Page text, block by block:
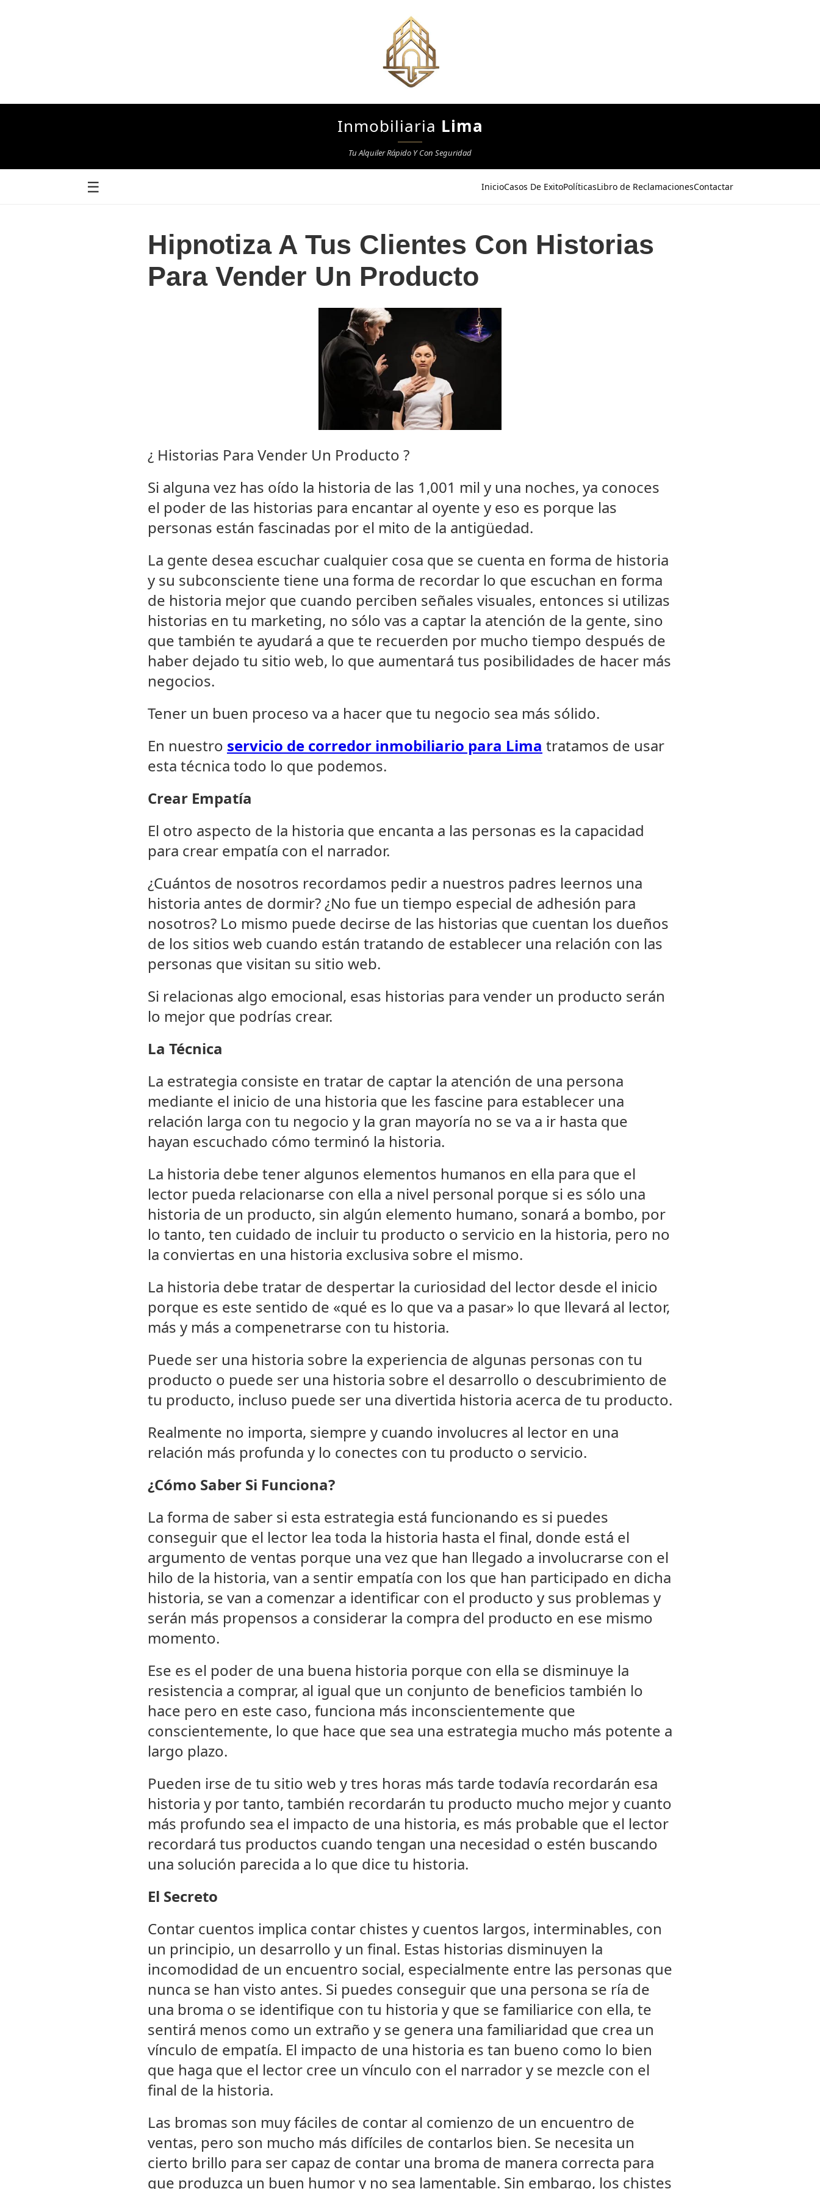
Inmobiliaria Lima
Tu Alquiler Rápido Y Con Seguridad
☰ InicioCasos De ExitoPolíticasLibro de ReclamacionesContactar
Hipnotiza A Tus Clientes Con Historias
Para Vender Un Producto
¿ Historias Para Vender Un Producto ?
Si alguna vez has oído la historia de las 1,001 mil y una noches, ya conoces
el poder de las historias para encantar al oyente y eso es porque las
personas están fascinadas por el mito de la antigüedad.
La gente desea escuchar cualquier cosa que se cuenta en forma de historia
y su subconsciente tiene una forma de recordar lo que escuchan en forma
de historia mejor que cuando perciben señales visuales, entonces si utilizas
historias en tu marketing, no sólo vas a captar la atención de la gente, sino
que también te ayudará a que te recuerden por mucho tiempo después de
haber dejado tu sitio web, lo que aumentará tus posibilidades de hacer más
negocios.
Tener un buen proceso va a hacer que tu negocio sea más sólido.
En nuestro servicio de corredor inmobiliario para Lima tratamos de usar
esta técnica todo lo que podemos.
Crear Empatía
El otro aspecto de la historia que encanta a las personas es la capacidad
para crear empatía con el narrador.
¿Cuántos de nosotros recordamos pedir a nuestros padres leernos una
historia antes de dormir? ¿No fue un tiempo especial de adhesión para
nosotros? Lo mismo puede decirse de las historias que cuentan los dueños
de los sitios web cuando están tratando de establecer una relación con las
personas que visitan su sitio web.
Si relacionas algo emocional, esas historias para vender un producto serán
lo mejor que podrías crear.
La Técnica
La estrategia consiste en tratar de captar la atención de una persona
mediante el inicio de una historia que les fascine para establecer una
relación larga con tu negocio y la gran mayoría no se va a ir hasta que
hayan escuchado cómo terminó la historia.
La historia debe tener algunos elementos humanos en ella para que el
lector pueda relacionarse con ella a nivel personal porque si es sólo una
historia de un producto, sin algún elemento humano, sonará a bombo, por
lo tanto, ten cuidado de incluir tu producto o servicio en la historia, pero no
la conviertas en una historia exclusiva sobre el mismo.
La historia debe tratar de despertar la curiosidad del lector desde el inicio
porque es este sentido de «qué es lo que va a pasar» lo que llevará al lector,
más y más a compenetrarse con tu historia.
Puede ser una historia sobre la experiencia de algunas personas con tu
producto o puede ser una historia sobre el desarrollo o descubrimiento de
tu producto, incluso puede ser una divertida historia acerca de tu producto.
Realmente no importa, siempre y cuando involucres al lector en una
relación más profunda y lo conectes con tu producto o servicio.
¿Cómo Saber Si Funciona?
La forma de saber si esta estrategia está funcionando es si puedes
conseguir que el lector lea toda la historia hasta el final, donde está el
argumento de ventas porque una vez que han llegado a involucrarse con el
hilo de la historia, van a sentir empatía con los que han participado en dicha
historia, se van a comenzar a identificar con el producto y sus problemas y
serán más propensos a considerar la compra del producto en ese mismo
momento.
Ese es el poder de una buena historia porque con ella se disminuye la
resistencia a comprar, al igual que un conjunto de beneficios también lo
hace pero en este caso, funciona más inconscientemente que
conscientemente, lo que hace que sea una estrategia mucho más potente a
largo plazo.
Pueden irse de tu sitio web y tres horas más tarde todavía recordarán esa
historia y por tanto, también recordarán tu producto mucho mejor y cuanto
más profundo sea el impacto de una historia, es más probable que el lector
recordará tus productos cuando tengan una necesidad o estén buscando
una solución parecida a lo que dice tu historia.
El Secreto
Contar cuentos implica contar chistes y cuentos largos, interminables, con
un principio, un desarrollo y un final. Estas historias disminuyen la
incomodidad de un encuentro social, especialmente entre las personas que
nunca se han visto antes. Si puedes conseguir que una persona se ría de
una broma o se identifique con tu historia y que se familiarice con ella, te
sentirá menos como un extraño y se genera una familiaridad que crea un
vínculo de empatía. El impacto de una historia es tan bueno como lo bien
que haga que el lector cree un vínculo con el narrador y se mezcle con el
final de la historia.
Las bromas son muy fáciles de contar al comienzo de un encuentro de
ventas, pero son mucho más difíciles de contarlos bien. Se necesita un
cierto brillo para ser capaz de contar una broma de manera correcta para
que produzca un buen humor y no sea lamentable. Sin embargo, los chistes